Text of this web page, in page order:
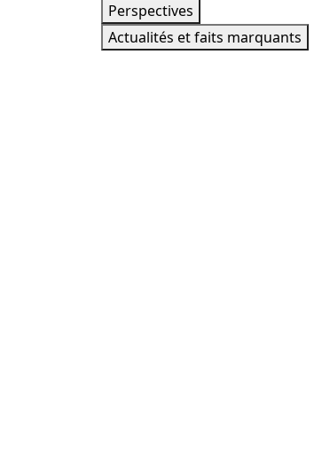
Perspectives
Actualités et faits marquants